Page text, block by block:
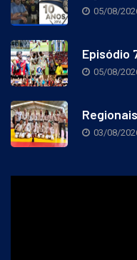
05/08/
Episódio
05/08/
03/08/